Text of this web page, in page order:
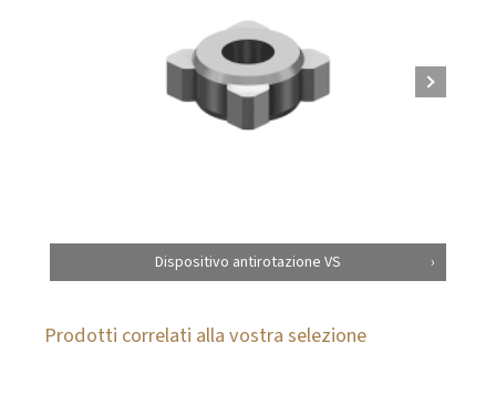
Dispositivo antirotazione VS
Prodotti correlati alla vostra selezione